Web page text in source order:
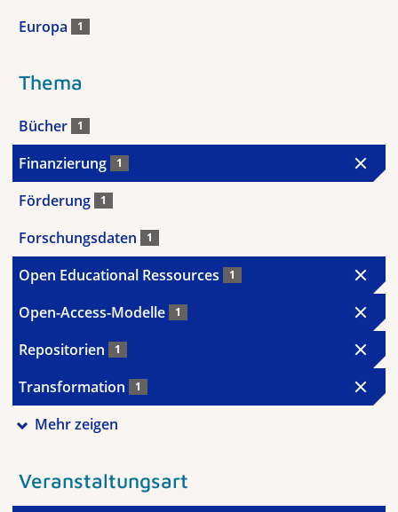
Europa 1
Thema
Bücher 1
Finanzierung 1
Förderung 1
Forschungsdaten 1
Open Educational Ressources 1
Open-Access-Modelle 1
Repositorien 1
Transformation 1
Mehr zeigen
Veranstaltungsart